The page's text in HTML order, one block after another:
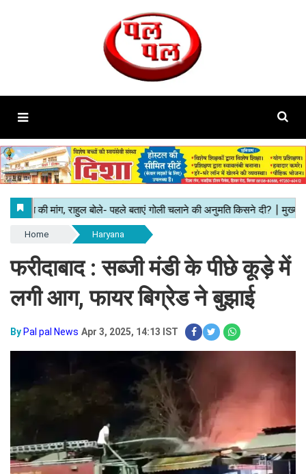
Home Haryana
फरीदाबाद : सब्जी मंडी के पीछे कूड़े में
लगी आग, फायर बिग्रेड ने बुझाई
By Pal pal News Apr 3, 2025, 14:13 IST